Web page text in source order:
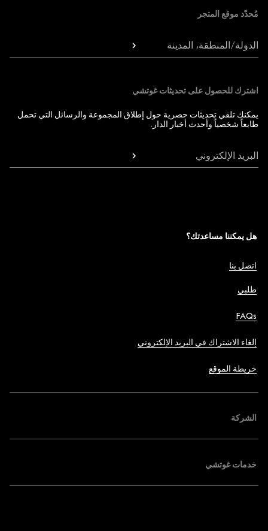
مُحدّد موقع المتجر
الدولة/المنطقة، المدينة
اشترك للحصول على تحديثات غوتشي
يمكنك تلقي تحديثات حصرية حول إطلاق المجموعة والرسائل التي تحمل
طابعاً شخصياً وأحدث أخبار الدار.
البريد الإلكتروني
هل يمكننا مساعدتك؟
اتصل بنا
طلبي
FAQs
إلغاء الاشتراك في البريد الإلكتروني
خريطة الموقع
الشركة
خدمات غوتشي